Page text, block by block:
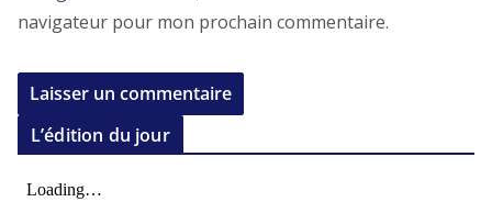
navigateur pour mon prochain commentaire.
L’édition du jour